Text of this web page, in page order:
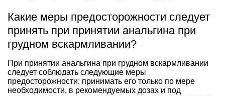
Какие меры предосторожности следует
принять при принятии анальгина при
грудном вскармливании?
При принятии анальгина при грудном вскармливании
следует соблюдать следующие меры
предосторожности: принимать его только по мере
необходимости, в рекомендуемых дозах и под